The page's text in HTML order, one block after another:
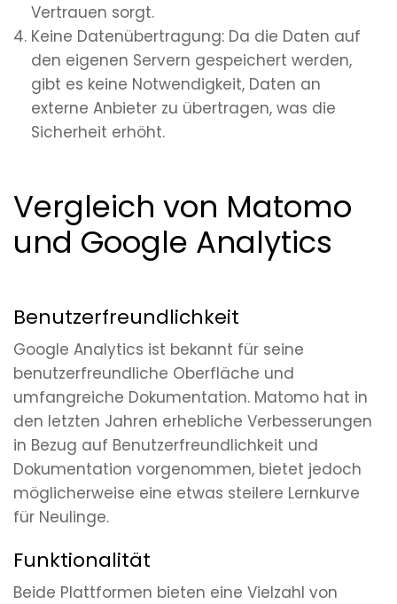
Vertrauen sorgt.
Keine Datenübertragung: Da die Daten auf
den eigenen Servern gespeichert werden,
gibt es keine Notwendigkeit, Daten an
externe Anbieter zu übertragen, was die
Sicherheit erhöht.
Vergleich von Matomo
und Google Analytics
Benutzerfreundlichkeit
Google Analytics ist bekannt für seine
benutzerfreundliche Oberfläche und
umfangreiche Dokumentation. Matomo hat in
den letzten Jahren erhebliche Verbesserungen
in Bezug auf Benutzerfreundlichkeit und
Dokumentation vorgenommen, bietet jedoch
möglicherweise eine etwas steilere Lernkurve
für Neulinge.
Funktionalität
Beide Plattformen bieten eine Vielzahl von